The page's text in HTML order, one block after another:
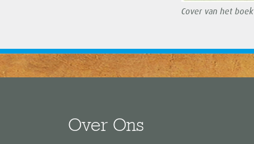
Cover van het
Over Ons